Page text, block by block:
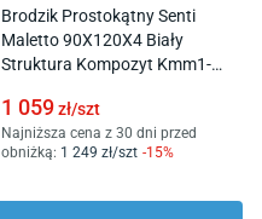
Brodzik Prostokątny Senti
Maletto 90X120X4 Biały
Struktura Kompozyt Kmm1-
1 059zł/szt
Najniższa cena z 30 dni przed
obniżką: 1 249 zł/szt -15%